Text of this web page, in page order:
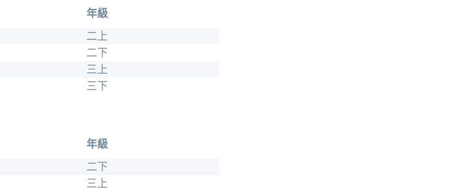
年級
二 上
二下
三上
三下
年級
二下
三上